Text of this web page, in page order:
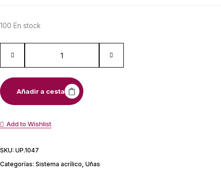
100 En stock
Añadir a cesta
Add to Wishlist
SKU: UP.1047
Categorías: Sistema acrílico, Uñas